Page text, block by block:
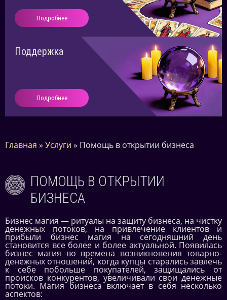
Подробнее
Поддержка
Подробнее
Главная » Услуги » Помощь в открытии бизнеса
ПОМОЩЬ В ОТКРЫТИИ
БИЗНЕСА
Бизнес магия — ритуалы на защиту бизнеса, на чистку
денежных потоков, на привлечение клиентов и
прибыли бизнес магия на сегодняшний день
становится все более и более актуальной. Появилась
бизнес магия во времена возникновения товарно-
денежных отношений, когда купцы старались завлечь
к себе побольше покупателей, защищались от
происков конкурентов, увеличивали свои денежные
потоки. Магия бизнеса включает в себя несколько
аспектов: